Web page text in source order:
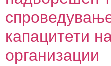
капацитети
организации